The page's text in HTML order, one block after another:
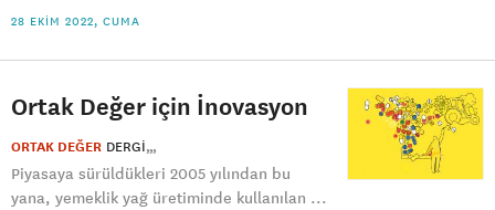
28 EKIM 2022, CUMA
Ortak Değer için İnovasyon
ORTAK DEĞER DERGI
Piyasaya sürüldükleri 2005 yılından bu
yana, yemeklik yağ üretiminde kullanılan ...